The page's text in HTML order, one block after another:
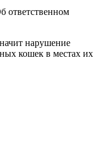
ответственном
нарушение
кошек в местах их